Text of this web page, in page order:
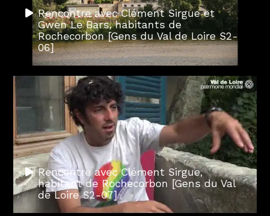
Rencontre avec Clément Sirgue et
Gwen Le Bars, habitants de
Rochecorbon [Gens du Val de Loire S2-
06]
Rencontre avec Clément Sirgue,
habitant de Rochecorbon [Gens du Val
de Loire S2-07]